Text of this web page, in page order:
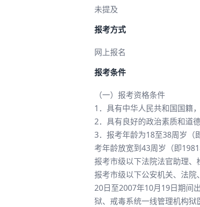
未提及
报考方式
网上报名
报考条件
（一）报考资格条件
1．具有中华人民共和国国籍
2．具有良好的政治素质和道
3．报考年龄为18至38周岁（
考年龄放宽到43周岁（即
报考市级以下法院法官助理、
报考市级以下公安机关、法
20日至2007年10月19日期间
狱、戒毒系统一线管理机构狱